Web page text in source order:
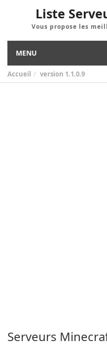
Liste
Vous propose les
MENU
Accueil version 1.1.0.9
Serveurs